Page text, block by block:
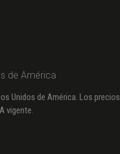
de América
Unidos de América. Los
vigente.